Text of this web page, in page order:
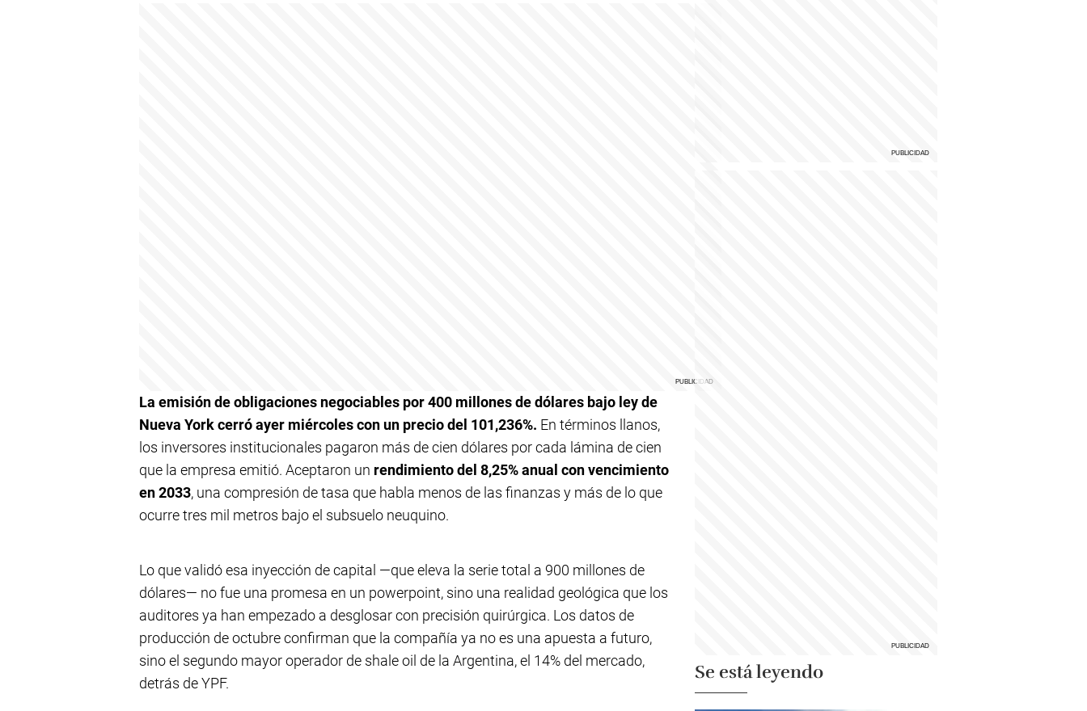
La emisión de obligaciones negociables por 400 millones de dólares bajo ley de
Nueva York cerró ayer miércoles con un precio del 101,236%. En términos llanos,
los inversores institucionales pagaron más de cien dólares por cada lámina de cien
que la empresa emitió. Aceptaron un rendimiento del 8,25% anual con vencimiento
en 2033, una compresión de tasa que habla menos de las finanzas y más de lo que
ocurre tres mil metros bajo el subsuelo neuquino.
Lo que validó esa inyección de capital —que eleva la serie total a 900 millones de
dólares— no fue una promesa en un powerpoint, sino una realidad geológica que los
auditores ya han empezado a desglosar con precisión quirúrgica. Los datos de
producción de octubre confirman que la compañía ya no es una apuesta a futuro,
sino el segundo mayor operador de shale oil de la Argentina, el 14% del mercado,
detrás de YPF.
Se está leyendo